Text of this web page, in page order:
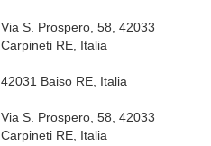
Via S. Prospero, 58, 42033
Carpineti RE, Italia
42031 Baiso RE, Italia
Via S. Prospero, 58, 42033
Carpineti RE, Italia